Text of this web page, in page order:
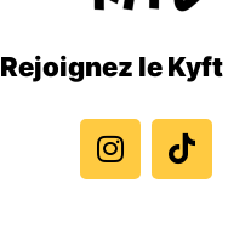
Rejoignez le
n
s
t
i
k
t